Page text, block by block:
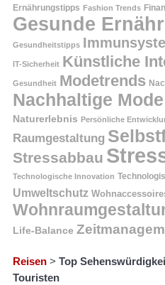
Ernährungstipps Fashion Trends
Gesunde
Gesundheitstipps
IT-Sicherheit Künstliche
Gesundheit Modetrends
Nachhaltige Mode
Naturerlebnis Persönliche
Raumgestaltung
Stressabbau
Technologische Innovation
Umweltschutz
Life-Balance
Reisen > Top
Touristen